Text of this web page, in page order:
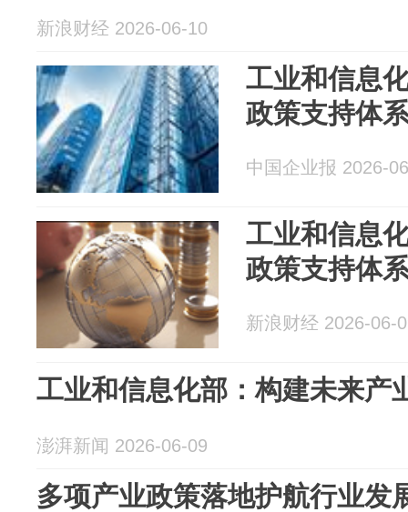
新浪财经 2026-06-10
工业和信息
政策支持体
中国企业报 2026-
工业和信息
政策支持体
新浪财经 2026-06-
工业和信息化部：构建未来产
澎湃新闻 2026-06-09
多项产业政策落地护航行业发